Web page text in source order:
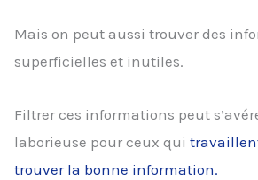
Mais on peut aussi trouver des
superficielles et inutiles.
Filtrer ces informations peut
laborieuse pour ceux qui
trouver la bonne information.